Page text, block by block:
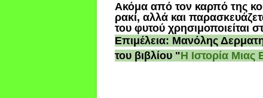
Ακόμα από τον καρπό της
ρακί, αλλά και
του φυτού χρησιμοποιείται
Επιμέλεια: Μανόλης
του βιβλίου "Η Ιστορία Μιας